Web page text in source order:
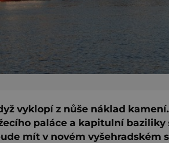
vyklopí z nůše náklad
paláce a kapitulní baziliky
mít v novém vyšehradském